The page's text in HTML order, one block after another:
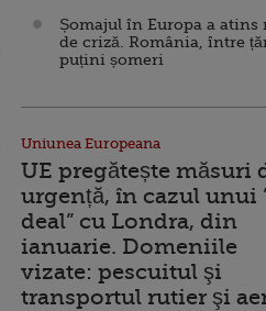
Șomajul în Europa a
de criză. România, între
puțini șomeri
Uniunea Europeana
UE pregătește măsuri
urgență, în cazul unui
deal” cu Londra, din
ianuarie. Domeniile
vizate: pescuitul şi
transportul rutier şi